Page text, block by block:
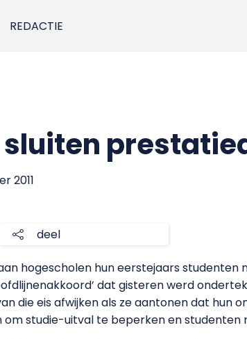
REDACTIE
sluiten
2011
deel
hogescholen hun eerstejaars
dat gisteren werd
die eis afwijken als ze aantonen dat hun
studie-uitval te beperken en